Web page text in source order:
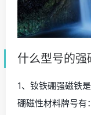
什么型号的强
1、钕铁硼强磁铁
硼磁性材料牌号